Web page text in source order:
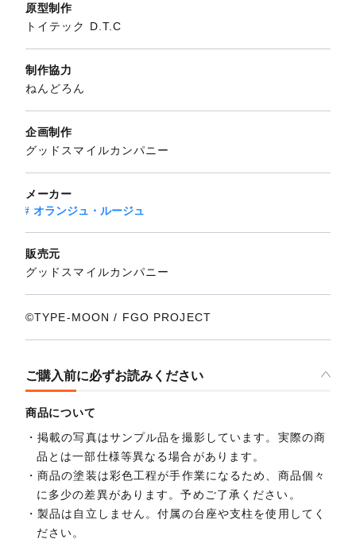
原型制作
トイテック D.T.C
制作協力
ねんどろん
企画制作
グッドスマイルカンパニー
メーカー
オランジュ・ルージュ
販売元
グッドスマイルカンパニー
©TYPE-MOON / FGO PROJECT
ご購入前に必ずお読みください
商品について
掲載の写真はサンプル品を撮影しています。実際の商
品とは一部仕様等異なる場合があります。
商品の塗装は彩色工程が手作業になるため、商品個々
に多少の差異があります。予めご了承ください。
製品は自立しません。付属の台座や支柱を使用してく
ださい。